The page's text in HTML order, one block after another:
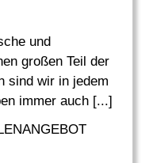
und
großen Teil der
sind wir in jedem
immer auch [...]